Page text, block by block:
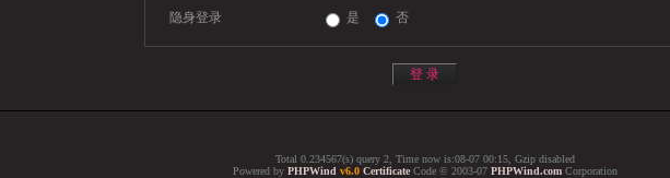
隐身登录 是 否
Total 0.234567(s) query 2, Time now is:08-07 00:15, Gzip disabled
Powered by PHPWind v6.0 Certificate Code © 2003-07 PHPWind.com Corporation